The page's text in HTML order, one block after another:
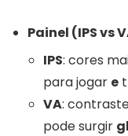
Painel (IPS vs
IPS: cores
para jogar e
VA:
pode surgir